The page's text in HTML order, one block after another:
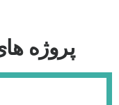
پروژه